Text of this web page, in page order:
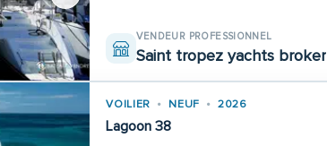
VENDEUR PROFESSIONNEL
Saint tropez yachts broker
VOILIER NEUF 2026
Lagoon 38